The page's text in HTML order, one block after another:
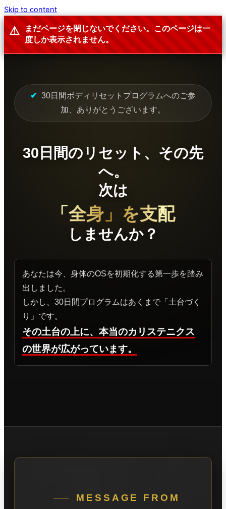
Skip to content
⚠️ まだページを閉じないでください。このページは一
度しか表示されません。
✔ 30日間ボディリセットプログラムへのご参
加、ありがとうございます。
30日間のリセット、その先
へ。
次は
「全身」を支配
しませんか？
あなたは今、身体のOSを初期化する第一歩を踏み
出しました。
しかし、30日間プログラムはあくまで「土台づく
り」です。
その土台の上に、本当のカリステニクス
の世界が広がっています。
MESSAGE FROM